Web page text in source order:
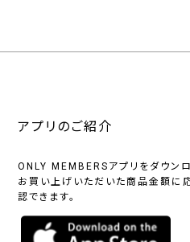
アプリのご紹介
ONLY MEMBERSアプリをダウンロ
お買い上げいただいた商品金額に
認できます。